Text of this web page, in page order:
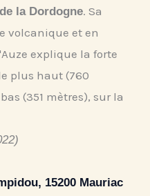
la Dordogne. Sa
volcanique et en
explique la forte
plus haut (760
(351 mètres), sur la
15200 Mauriac